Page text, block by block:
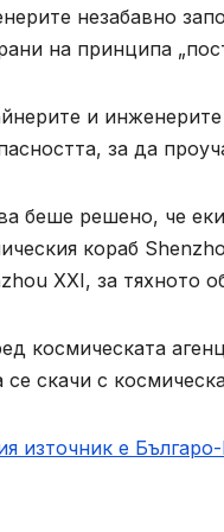
незабавно
на принципа
и
за да
беше решено, че
кораб
XXI, за тяхното
космическата
се скачи с
източник е